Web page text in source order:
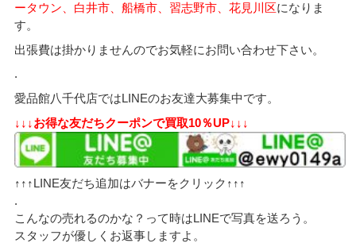
ータウン、白井市、船橋市、習志野市、花見川区になりま
す。
出張費は掛かりませんのでお気軽にお問い合わせ下さい。
.
愛品館八千代店ではLINEのお友達大募集中です。
↓↓↓お得な友だちクーポンで買取10％UP↓↓↓
↑↑↑LINE友だち追加はバナーをクリック↑↑↑
.
こんなの売れるのかな？って時はLINEで写真を送ろう。
スタッフが優しくお返事しますよ。